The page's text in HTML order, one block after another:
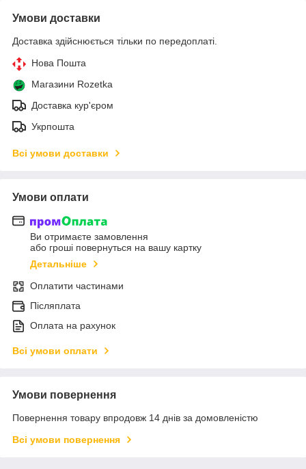
Умови доставки
Доставка здійснюється тільки по передоплаті.
Нова Пошта
Магазини Rozetka
Доставка кур'єром
Укрпошта
Всі умови доставки
Умови оплати
Ви отримаєте замовлення
або гроші повернуться на вашу картку
Детальніше
Оплатити частинами
Післяплата
Оплата на рахунок
Всі умови оплати
Умови повернення
Повернення товару впродовж 14 днів за домовленістю
Всі умови повернення